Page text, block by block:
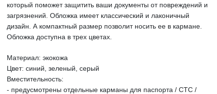
который поможет защитить ваши документы от повреждений и
загрязнений. Обложка имеет классический и лаконичный
дизайн. А компактный размер позволит носить ее в кармане.
Обложка доступна в трех цветах.
Материал: экокожа
Цвет: синий, зеленый, серый
Вместительность:
- предусмотрены отдельные карманы для паспорта / СТС /